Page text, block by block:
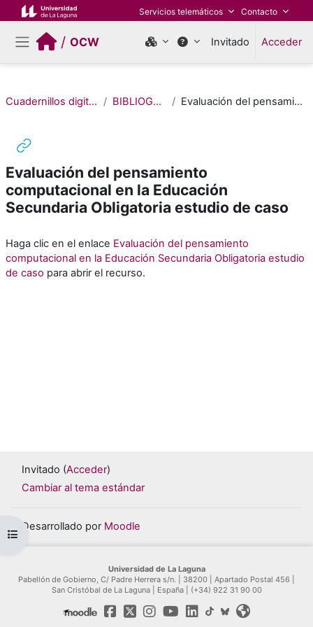
Salta al contenido principal Servicios telemáticos Contacto
Panel lateral
/OCW Invitado Acceder
Abrir índice del curso
Cuadernillos digitales de Pensamiento Computacional (Edición 2022) BIBLIOGRAFÍA / MATERIALES DE CONSULTA Evaluación del pensamiento computacional en la Educación Secundaria Obligatoria estudio de caso
Evaluación del pensamiento
computacional en la Educación
Secundaria Obligatoria estudio de caso
Haga clic en el enlace Evaluación del pensamiento
computacional en la Educación Secundaria Obligatoria estudio
de caso para abrir el recurso.
Invitado (Acceder)
Cambiar al tema estándar
Desarrollado por Moodle
Universidad de La Laguna
Pabellón de Gobierno, C/ Padre Herrera s/n. | 38200 | Apartado Postal 456 |
San Cristóbal de La Laguna | España | (+34) 922 31 90 00